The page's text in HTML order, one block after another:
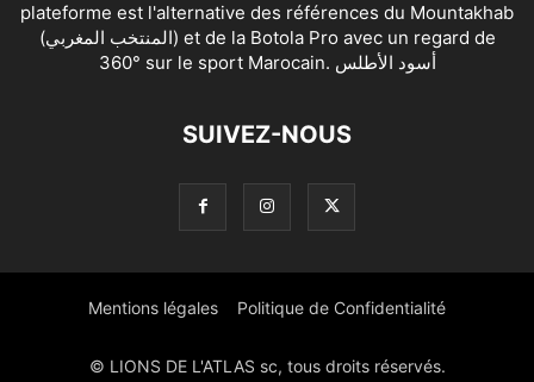
plateforme est l'alternative des références du Mountakhab
(المنتخب المغربي) et de la Botola Pro avec un regard de
360° sur le sport Marocain. أسود الأطلس
SUIVEZ-NOUS
Mentions légales Politique de Confidentialité
© LIONS DE L'ATLAS sc, tous droits réservés.